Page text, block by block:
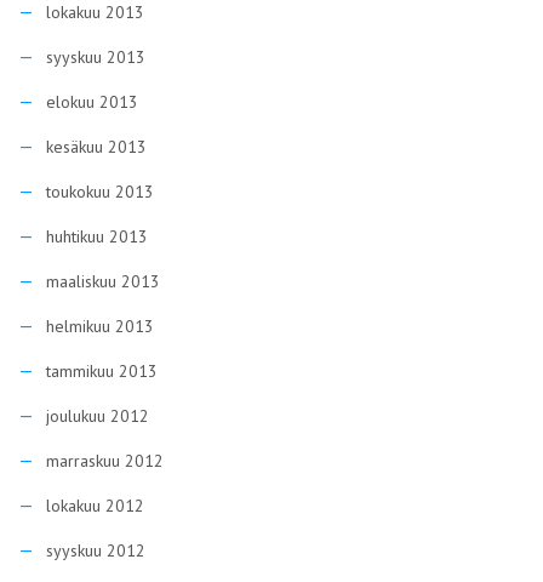
lokakuu 2013
syyskuu 2013
elokuu 2013
kesäkuu 2013
toukokuu 2013
huhtikuu 2013
maaliskuu 2013
helmikuu 2013
tammikuu 2013
joulukuu 2012
marraskuu 2012
lokakuu 2012
syyskuu 2012